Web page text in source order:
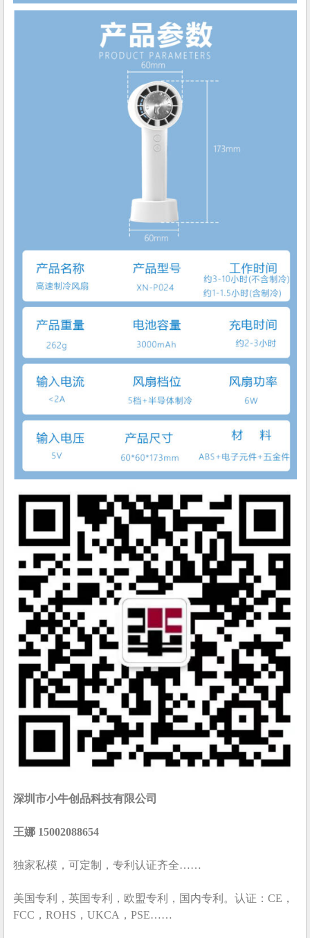
深圳市小牛创品科技有限公司
王娜 15002088654
独家私模，可定制，专利认证齐全……
美国专利，英国专利，欧盟专利，国内专利。认证：CE，
FCC，ROHS，UKCA，PSE……